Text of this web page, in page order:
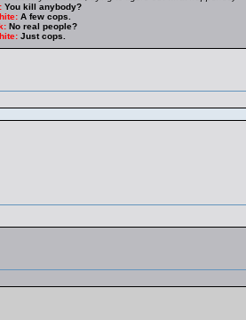
You kill anybody?
A few cops.
No real people?
Just cops.